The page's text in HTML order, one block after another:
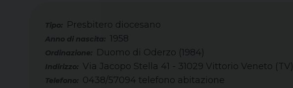
Tipo:
Presbitero diocesano
1958
Duomo di Oderzo (1984)
Telefono: 0438/57094 telefono abitazione
Via Jacopo Stella 41 - 31029 Vittorio Veneto (TV)